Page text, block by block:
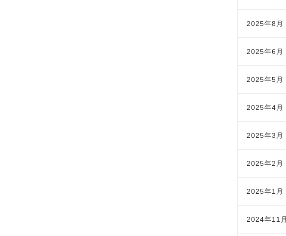
2025年8月
2025年6月
2025年5月
2025年4月
2025年3月
2025年2月
2025年1月
2024年11月